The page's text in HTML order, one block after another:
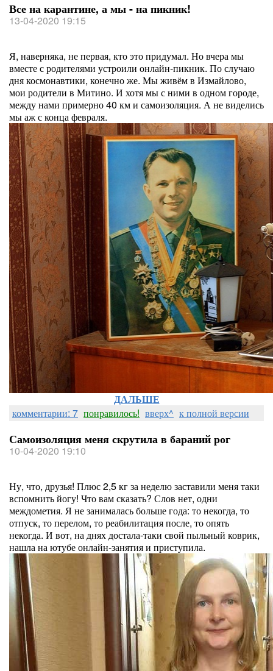
Все на карантине, а мы - на пикник!
13-04-2020 19:15
Я, наверняка, не первая, кто это придумал. Но вчера мы
вместе с родителями устроили онлайн-пикник. По случаю
дня космонавтики, конечно же. Мы живём в Измайлово,
мои родители в Митино. И хотя мы с ними в одном городе,
между нами примерно 40 км и самоизоляция. А не виделись
мы аж с конца февраля.
ДАЛЬШЕ
комментарии: 7 понравилось! вверх^ к полной версии
Самоизоляция меня скрутила в бараний рог
10-04-2020 19:10
Ну, что, друзья! Плюс 2,5 кг за неделю заставили меня таки
вспомнить йогу! Что вам сказать? Слов нет, одни
междометия. Я не занималась больше года: то некогда, то
отпуск, то перелом, то реабилитация после, то опять
некогда. И вот, на днях достала-таки свой пыльный коврик,
нашла на ютубе онлайн-занятия и приступила.